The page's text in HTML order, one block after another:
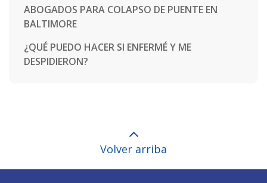
ABOGADOS PARA COLAPSO DE PUENTE EN
BALTIMORE
¿QUÉ PUEDO HACER SI ENFERMÉ Y ME
DESPIDIERON?
Volver arriba